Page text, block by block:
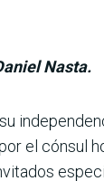
Nasta.
el cónsul